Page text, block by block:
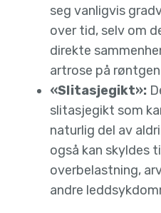
seg vanligvis
over tid, selv om
direkte
artrose på
«Slitasjegikt»:
slitasjegikt som
naturlig del av
også kan skyldes
overbelastning,
andre